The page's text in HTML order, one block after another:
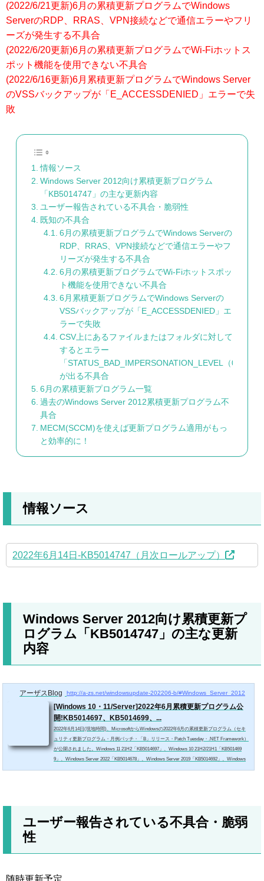
(2022/6/21更新)6月の累積更新プログラムでWindows
ServerのRDP、RRAS、VPN接続などで通信エラーやフリ
ーズが発生する不具合
(2022/6/20更新)6月の累積更新プログラムでWi-Fiホットス
ポット機能を使用できない不具合
(2022/6/16更新)6月累積更新プログラムでWindows Server
のVSSバックアップが「E_ACCESSDENIED」エラーで失
敗
情報ソース
Windows Server 2012向け累積更新プログラム
「KB5014747」の主な更新内容
ユーザー報告されている不具合・脆弱性
既知の不具合
6月の累積更新プログラムでWindows Serverの
RDP、RRAS、VPN接続などで通信エラーやフ
リーズが発生する不具合
6月の累積更新プログラムでWi-Fiホットスポッ
ト機能を使用できない不具合
6月累積更新プログラムでWindows Serverの
VSSバックアップが「E_ACCESSDENIED」エ
ラーで失敗
CSV上にあるファイルまたはフォルダに対して名前変
するとエラー
「STATUS_BAD_IMPERSONATION_LEVEL（
が出る不具合
6月の累積更新プログラム一覧
過去のWindows Server 2012累積更新プログラム不
具合
MECM(SCCM)を使えば更新プログラム適用がもっ
と効率的に！
情報ソース
2022年6月14日-KB5014747（月次ロールアップ）
Windows Server 2012向け累積更新プ
ログラム「KB5014747」の主な更新
内容
アーザスBlog http://a-zs.net/windowsupdate-202206-b/#Windows_Server_2012
[Windows 10・11/Server]2022年6月累積更新プログラム公
開!KB5014697、KB5014699、...
2022年6月14日(現地時間)、MicrosoftからWindowsの2022年6月の累積更新プログラム（セキ
ュリティ更新プログラム・月例パッチ・「B」リリース・Patch Tuesday・.NET Framework）
が公開されました。Windows 11 21H2「KB5014697」、Windows 10 21H2/21H1「KB501469
9」、Windows Server 2022「KB5014678」、Windows Server 2019「KB5014692」、Windows
Server 2016「KB5014702」、Windows Server 2012 R2「KB5014738」、Windows Server 2012
ユーザー報告されている不具合・脆弱
性
随時更新予定